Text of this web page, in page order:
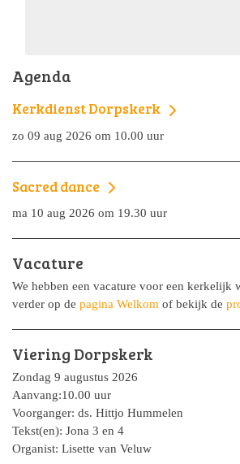
Agenda
Kerkdienst Dorpskerk
zo 09 aug 2026 om 10.00 uur
Sacred dance
ma 10 aug 2026 om 19.30 uur
Vacature
We hebben een vacature voor een kerkelijk
verder op de pagina Welkom of bekijk de
Viering Dorpskerk
Zondag 9 augustus 2026
Aanvang:10.00 uur
Voorganger: ds. Hittjo Hummelen
Tekst(en): Jona 3 en 4
Organist: Lisette van Veluw